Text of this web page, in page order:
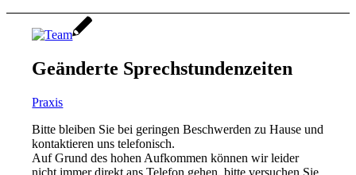
Geänderte Sprechstunden­zeiten
Praxis
Bitte bleiben Sie bei geringen Beschwerden zu Hause und
kontaktieren uns telefonisch.
Auf Grund des hohen Aufkommen können wir leider
nicht immer direkt ans Telefon gehen, bitte versuchen Sie